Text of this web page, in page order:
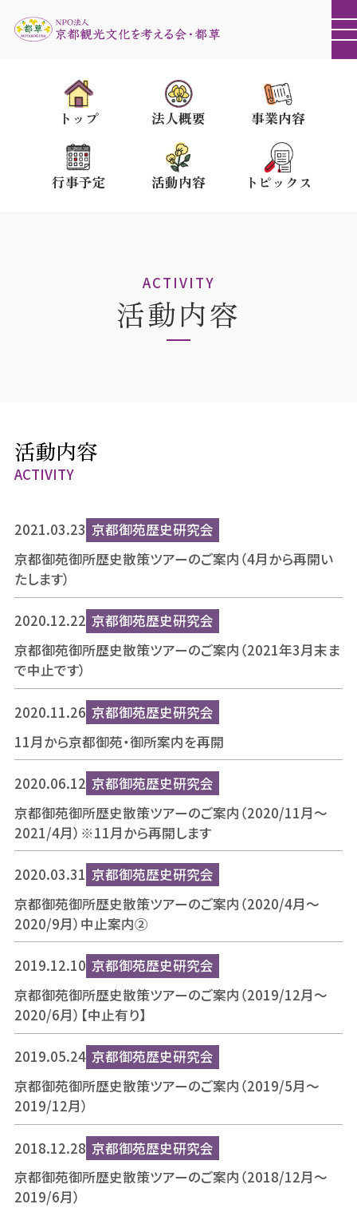
トップ 法人概要 事業内容
行事予定 活動内容 トピックス
ACTIVITY
活動内容
活動内容
ACTIVITY
2021.03.23 京都御苑歴史研究会
京都御苑御所歴史散策ツアーのご案内（4月から再開い
たします）
2020.12.22 京都御苑歴史研究会
京都御苑御所歴史散策ツアーのご案内（2021年3月末ま
で中止です）
2020.11.26 京都御苑歴史研究会
11月から京都御苑・御所案内を再開
2020.06.12 京都御苑歴史研究会
京都御苑御所歴史散策ツアーのご案内（2020/11月～
2021/4月）※11月から再開します
2020.03.31 京都御苑歴史研究会
京都御苑御所歴史散策ツアーのご案内（2020/4月～
2020/9月）中止案内②
2019.12.10 京都御苑歴史研究会
京都御苑御所歴史散策ツアーのご案内（2019/12月～
2020/6月）【中止有り】
2019.05.24 京都御苑歴史研究会
京都御苑御所歴史散策ツアーのご案内（2019/5月～
2019/12月）
2018.12.28 京都御苑歴史研究会
京都御苑御所歴史散策ツアーのご案内（2018/12月～
2019/6月）